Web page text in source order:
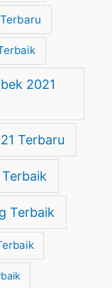
2021
Terbaru
Terbaik